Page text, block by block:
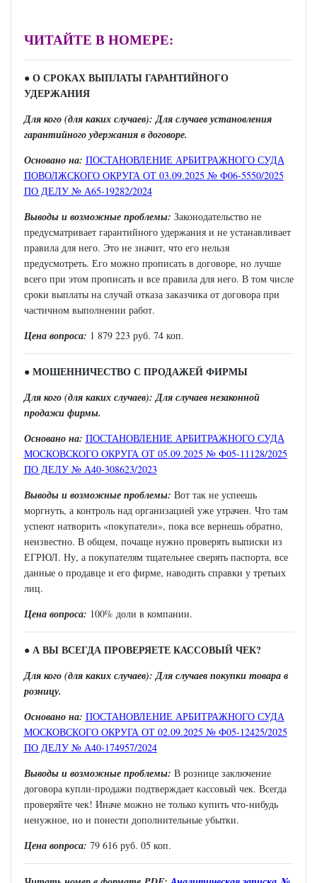
ЧИТАЙТЕ В НОМЕРЕ:
● О СРОКАХ ВЫПЛАТЫ ГАРАНТИЙНОГО
УДЕРЖАНИЯ
Для кого (для каких случаев): Для случаев установления
гарантийного удержания в договоре.
Основано на: ПОСТАНОВЛЕНИЕ АРБИТРАЖНОГО СУДА
ПОВОЛЖСКОГО ОКРУГА ОТ 03.09.2025 № Ф06-5550/2025
ПО ДЕЛУ № А65-19282/2024
Выводы и возможные проблемы: Законодательство не
предусматривает гарантийного удержания и не устанавливает
правила для него. Это не значит, что его нельзя
предусмотреть. Его можно прописать в договоре, но лучше
всего при этом прописать и все правила для него. В том числе
сроки выплаты на случай отказа заказчика от договора при
частичном выполнении работ.
Цена вопроса: 1 879 223 руб. 74 коп.
● МОШЕННИЧЕСТВО С ПРОДАЖЕЙ ФИРМЫ
Для кого (для каких случаев): Для случаев незаконной
продажи фирмы.
Основано на: ПОСТАНОВЛЕНИЕ АРБИТРАЖНОГО СУДА
МОСКОВСКОГО ОКРУГА ОТ 05.09.2025 № Ф05-11128/2025
ПО ДЕЛУ № А40-308623/2023
Выводы и возможные проблемы: Вот так не успеешь
моргнуть, а контроль над организацией уже утрачен. Что там
успеют натворить «покупатели», пока все вернешь обратно,
неизвестно. В общем, почаще нужно проверять выписки из
ЕГРЮЛ. Ну, а покупателям тщательнее сверять паспорта, все
данные о продавце и его фирме, наводить справки у третьих
лиц.
Цена вопроса: 100% доли в компании.
● А ВЫ ВСЕГДА ПРОВЕРЯЕТЕ КАССОВЫЙ ЧЕК?
Для кого (для каких случаев): Для случаев покупки товара в
розницу.
Основано на: ПОСТАНОВЛЕНИЕ АРБИТРАЖНОГО СУДА
МОСКОВСКОГО ОКРУГА ОТ 02.09.2025 № Ф05-12425/2025
ПО ДЕЛУ № А40-174957/2024
Выводы и возможные проблемы: В рознице заключение
договора купли-продажи подтверждает кассовый чек. Всегда
проверяйте чек! Иначе можно не только купить что-нибудь
ненужное, но и понести дополнительные убытки.
Цена вопроса: 79 616 руб. 05 коп.